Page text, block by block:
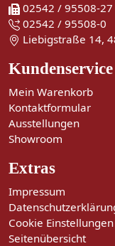
02542 / 95508-27
02542 / 95508-0
Liebigstraße 14,
Kundenservice
Mein Warenkorb
Kontaktformular
Ausstellungen
Showroom
Extras
Impressum
Cookie Einstellungen
Seitenübersicht